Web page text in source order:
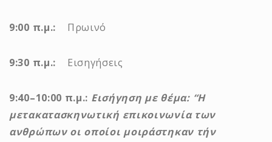
9:00 π.μ.: Πρωινό
9:30 π.μ.: Εισηγήσεις
9:40–10:00 π.μ.: Εισήγηση με θέμα: “Η
μετακατασκηνωτική επικοινωνία των
ανθρώπων οι οποίοι μοιράστηκαν τήν